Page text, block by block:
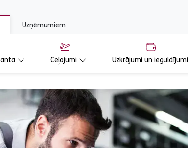
Uzņēmumiem
Ceļojumi Uzkrājumi un ieguldījumi